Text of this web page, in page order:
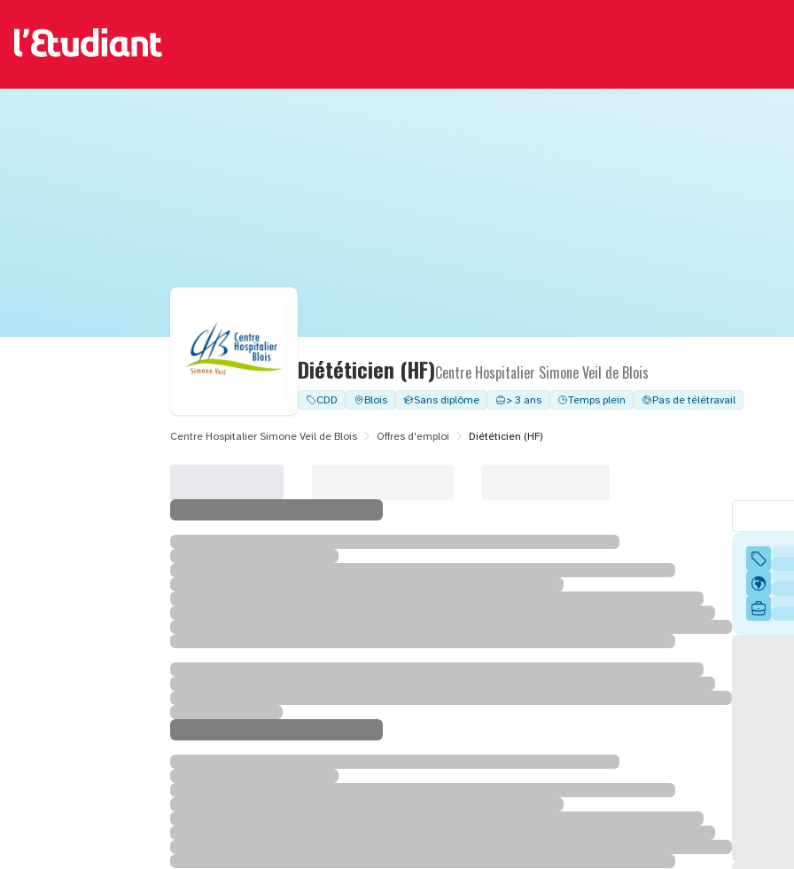
Diététicien (HF)Centre Hospitalier Simone Veil de Blois
CDD Blois Sans diplôme > 3 ans Temps plein Pas de télétravail
Centre Hospitalier Simone Veil de Blois Offres d'emploi Diététicien (HF)